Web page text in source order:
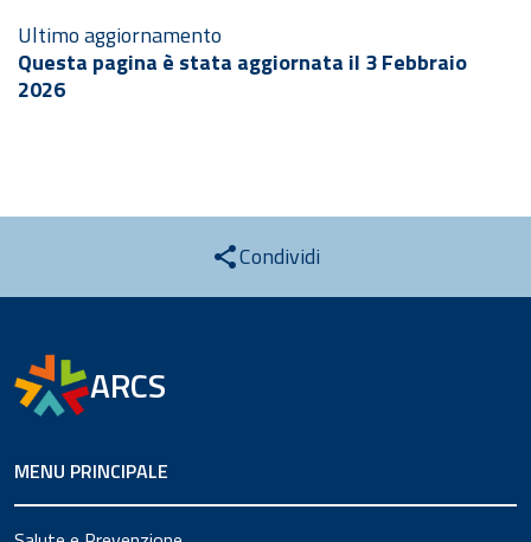
Ultimo aggiornamento
Questa pagina è stata aggiornata il 3 Febbraio
2026
Condividi
ARCS
MENU PRINCIPALE